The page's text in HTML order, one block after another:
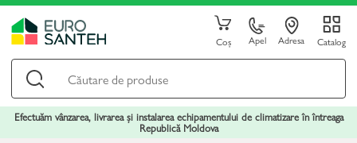
Coș Apel Adresa Catalog
Efectuăm vânzarea, livrarea și instalarea echipamentului de climatizare în întreaga
Republică Moldova